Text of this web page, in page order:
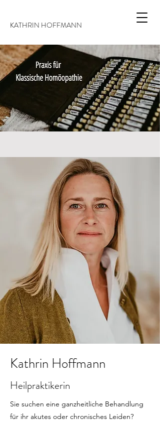
KATHRIN HOFFMANN
Kathrin Hoffmann
Heilpraktikerin
Sie suchen eine ganzheitliche Behandlung
für ihr akutes oder chronisches Leiden?